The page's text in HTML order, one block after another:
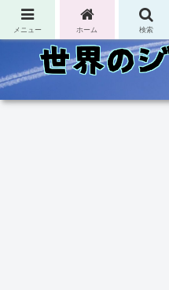
コンテンツへスキップ
メニュー ホーム 検索